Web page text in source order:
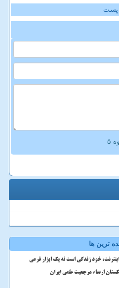
پست
ترین ها
اینترنت، خود زندگی است نه یک ابزار فرعی
ارتقاء مرجعیت علمی ایران